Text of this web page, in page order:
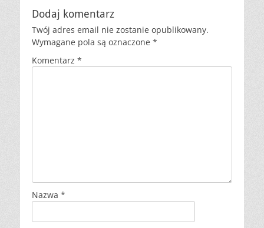
Dodaj komentarz
Twój adres email nie zostanie opublikowany.
Wymagane pola są oznaczone *
Komentarz *
Nazwa *